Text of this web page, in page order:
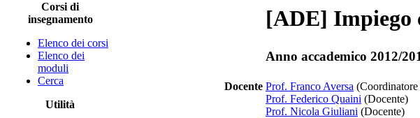
Corsi di
insegnamento
Elenco dei corsi
Elenco dei
moduli
Cerca
Utilità
[ADE] Impiego
Anno accademico 2012/
Docente Prof. Franco Aversa
Prof. Federico Quaini (Docente)
Prof. Nicola Giuliani (Docente)